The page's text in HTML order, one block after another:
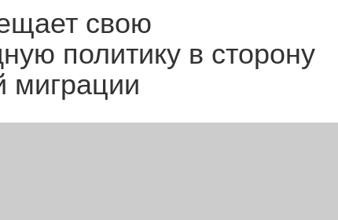
свою
политику в сторону
миграции